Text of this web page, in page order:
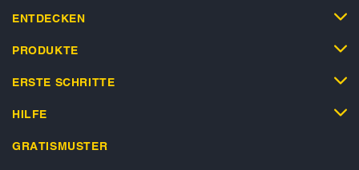
ENTDECKEN
PRODUKTE
ERSTE SCHRITTE
HILFE
GRATISMUSTER